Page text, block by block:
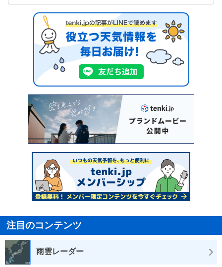
注目のコンテンツ
雨雲レーダー